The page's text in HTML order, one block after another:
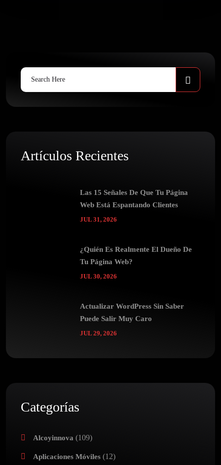
Search
Artículos Recientes
Las 15 Señales De Que Tu Página
Web Está Espantando Clientes
JUL 31, 2026
¿Quién Es Realmente El Dueño De
Tu Página Web?
JUL 30, 2026
Actualizar WordPress Sin Saber
Puede Salir Muy Caro
JUL 29, 2026
Categorías
Alcoyinnova (109)
Aplicaciones Móviles (12)